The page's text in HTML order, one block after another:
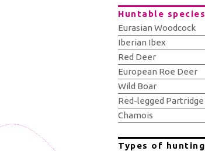
Huntable species
Eurasian Woodcock
Iberian Ibex
Red Deer
European Roe Deer
Wild Boar
Red-legged Partridge
Chamois
Types of hunting